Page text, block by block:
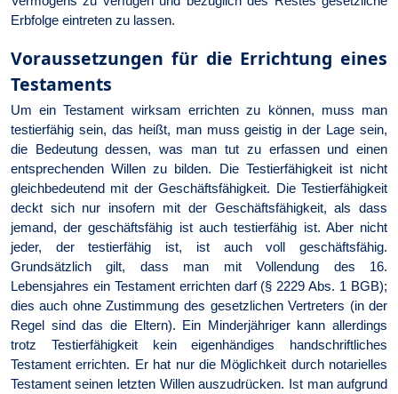
Erbfolge eintreten zu lassen.
Voraussetzungen für die Errichtung eines
Testaments
Um ein Testament wirksam errichten zu können, muss man
testierfähig sein, das heißt, man muss geistig in der Lage sein,
die Bedeutung dessen, was man tut zu erfassen und einen
entsprechenden Willen zu bilden. Die Testierfähigkeit ist nicht
gleichbedeutend mit der Geschäftsfähigkeit. Die Testierfähigkeit
deckt sich nur insofern mit der Geschäftsfähigkeit, als dass
jemand, der geschäftsfähig ist auch testierfähig ist. Aber nicht
jeder, der testierfähig ist, ist auch voll geschäftsfähig.
Grundsätzlich gilt, dass man mit Vollendung des 16.
Lebensjahres ein Testament errichten darf (§ 2229 Abs. 1 BGB);
dies auch ohne Zustimmung des gesetzlichen Vertreters (in der
Regel sind das die Eltern). Ein Minderjähriger kann allerdings
trotz Testierfähigkeit kein eigenhändiges handschriftliches
Testament errichten. Er hat nur die Möglichkeit durch notarielles
Testament seinen letzten Willen auszudrücken. Ist man aufgrund